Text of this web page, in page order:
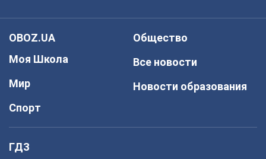
OBOZ.UA
Моя Школа
Мир
Спорт
Общество
Все новости
Новости образования
ГДЗ